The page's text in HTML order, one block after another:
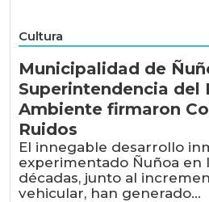
Cultura
Municipalidad de
Superintendencia del
Ambiente firmaron
Ruidos
El innegable desarrollo
experimentado Ñuñoa en
décadas, junto al
vehicular, han generado...